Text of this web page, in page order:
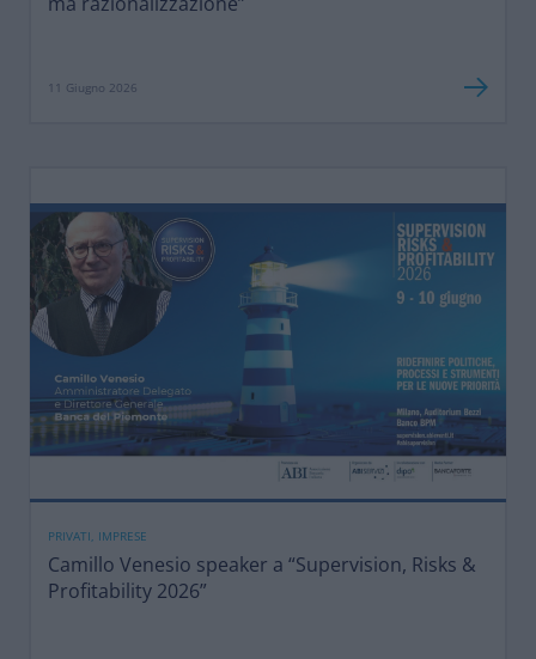
11 Giugno 2026
PRIVATI, IMPRESE
Camillo Venesio speaker a “Supervision, Risks &
Profitability 2026”